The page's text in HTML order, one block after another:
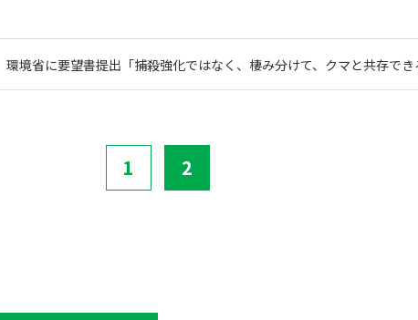
環境省に要望書提出「捕殺強化ではなく、棲み分けて、クマと共存でき
1 2